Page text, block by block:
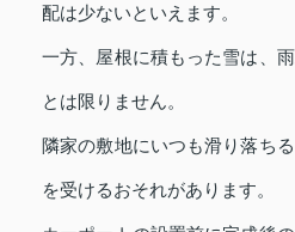
配は少ないといえます。
一方、屋根に積もった雪は、
とは限りません。
隣家の敷地にいつも滑り落ち
を受けるおそれがあります。